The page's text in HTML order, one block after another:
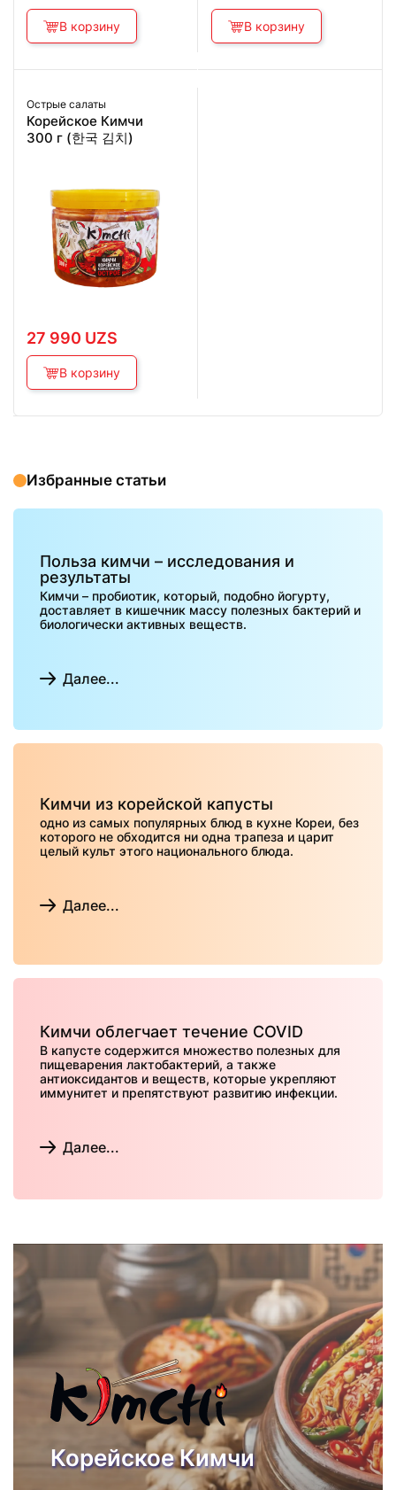
составляла
34 990 UZS.
26 990 UZS.
В корзину
В корзину
Острые салаты
Корейское Кимчи
300 г (한국 김치)
27 990 UZS
В корзину
Избранные статьи
Польза кимчи – исследования и
результаты
Кимчи – пробиотик, который, подобно йогурту,
доставляет в кишечник массу полезных бактерий и
биологически активных веществ.
Далее...
Кимчи из корейской капусты
одно из самых популярных блюд в кухне Кореи, без
которого не обходится ни одна трапеза и царит
целый культ этого национального блюда.
Далее...
Кимчи облегчает течение COVID
В капусте содержится множество полезных для
пищеварения лактобактерий, а также
антиоксидантов и веществ, которые укрепляют
иммунитет и препятствуют развитию инфекции.
Далее...
Корейское Кимчи